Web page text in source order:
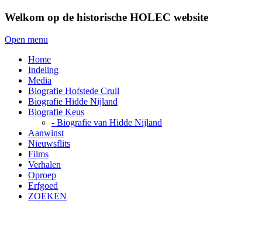
Welkom op de historische HOLEC website
Open menu
Home
Indeling
Media
Biografie Hofstede Crull
Biografie Hidde Nijland
Biografie Keus
- Biografie van Hidde Nijland
Aanwinst
Nieuwsflits
Films
Verhalen
Oproep
Erfgoed
ZOEKEN